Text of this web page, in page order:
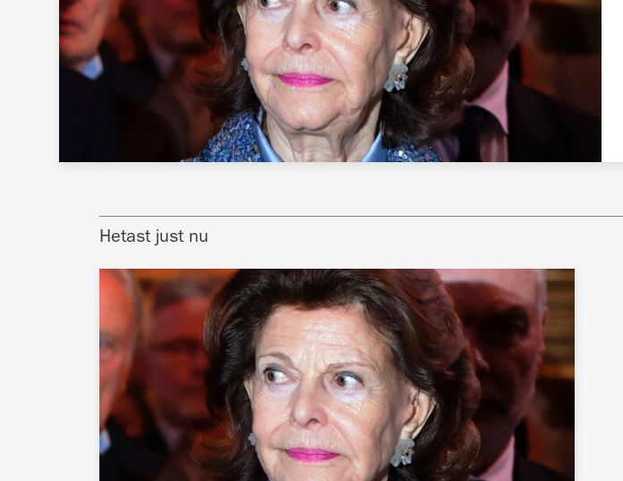
Hetast just nu